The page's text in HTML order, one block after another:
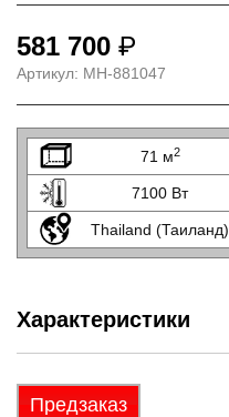
581 700 ₽
Артикул: МН-881047
71 м2
7100 Вт
Thailand (Таиланд)
Характеристики
Предзаказ